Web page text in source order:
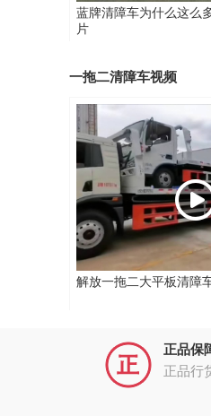
蓝牌清障车为什么这么
片
一拖二清障车视频
解放一拖二大平板清障
正品保
正品行